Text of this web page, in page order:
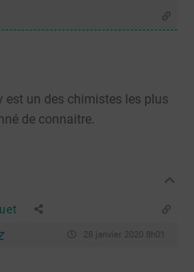
est un des chimistes les plus
de connaitre.
28 janvier 2020 8h01